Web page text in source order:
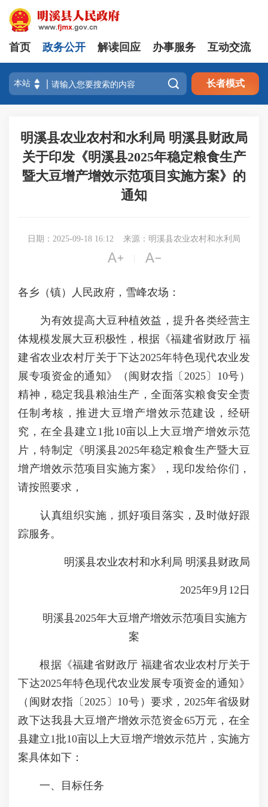
首页 政务公开 解读回应 办事服务 互动交流
 长者模式
明溪县农业农村和水利局 明溪县财政局
关于印发《明溪县2025年稳定粮食生产
暨大豆增产增效示范项目实施方案》的
通知
日期：2025-09-18 16:12 来源：明溪县农业农村和水利局
 
各乡（镇）人民政府，雪峰农场：
为有效提高大豆种植效益，提升各类经营主
体规模发展大豆积极性，根据《福建省财政厅 福
建省农业农村厅关于下达2025年特色现代农业发
展专项资金的通知》（闽财农指〔2025〕10号）
精神，稳定我县粮油生产，全面落实粮食安全责
任制考核，推进大豆增产增效示范建设，经研
究，在全县建立1批10亩以上大豆增产增效示范
片，特制定《明溪县2025年稳定粮食生产暨大豆
增产增效示范项目实施方案》，现印发给你们，
请按照要求，
认真组织实施，抓好项目落实，及时做好跟
踪服务。
明溪县农业农村和水利局 明溪县财政局
2025年9月12日
明溪县2025年大豆增产增效示范项目实施方
案
根据《福建省财政厅 福建省农业农村厅关于
下达2025年特色现代农业发展专项资金的通知》
（闽财农指〔2025〕10号）要求，2025年省级财
政下达我县大豆增产增效示范资金65万元，在全
县建立1批10亩以上大豆增产增效示范片，实施方
案具体如下：
一、目标任务